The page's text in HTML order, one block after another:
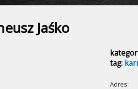
Jaśko
tag:
Adres: